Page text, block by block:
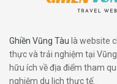
Ghiền Vũng Tàu là website
thực và trải nghiệm tại
hữu ích về địa điểm tham
nghiệm du lịch thực tế.